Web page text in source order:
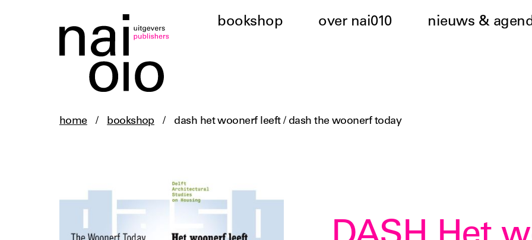
bookshop over nai010 nieuws &
home / bookshop / dash het woonerf leeft / dash the woonerf today